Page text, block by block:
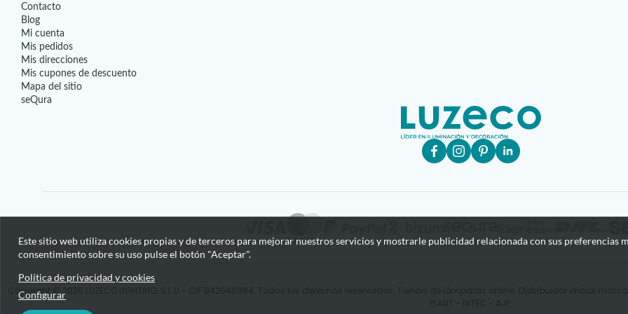
Contacto
Blog
Mi cuenta
Mis pedidos
Mis direcciones
Mis cupones de descuento
Mapa del sitio
seQura
Copyright © 2025 LUZECO LIGHTING, S.L.U - CIF B42646984. Todos los derechos reservados. Tienda de lámparas online. Distribuidor oficial marca
Este sitio web utiliza cookies propias y de terceros para mejorar nuestros servicios y mostrarle publicidad relacionada con sus preferencias
consentimiento sobre su uso pulse el botón "Aceptar".
Política de privacidad y cookies
Configurar